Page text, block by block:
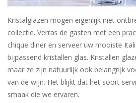
Kristalglazen mogen eigenlijk niet
collectie. Verras de gasten met een
chique diner en serveer uw mooiste
bijpassend kristallen glas. Kristallen
maar ze zijn natuurlijk ook belangrijk
van de wijn. Het blijkt dat het soort
smaak die we ervaren.